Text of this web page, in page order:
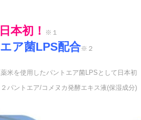
日本初！ ※１
ア菌LPS配合※２
米を使用したパントエア菌LPSとして日本初
パントエア/コメヌカ発酵エキス液(保湿成分)